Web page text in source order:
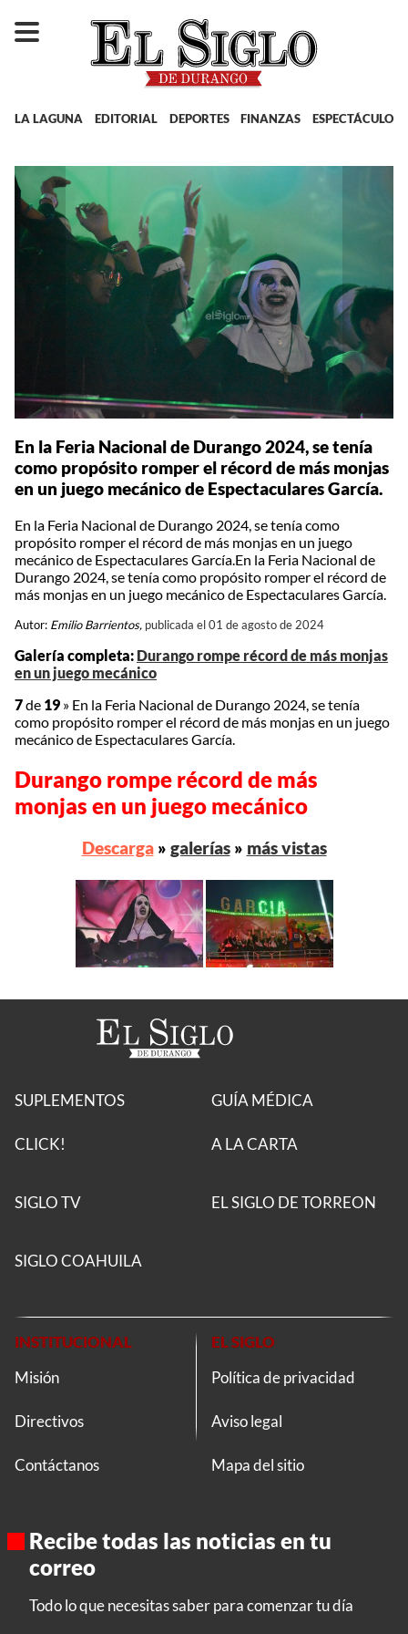
LA LAGUNA EDITORIAL DEPORTES FINANZAS ESPECTÁCULOS
En la Feria Nacional de Durango 2024, se tenía
como propósito romper el récord de más monjas
en un juego mecánico de Espectaculares García.
En la Feria Nacional de Durango 2024, se tenía como
propósito romper el récord de más monjas en un juego
mecánico de Espectaculares García.En la Feria Nacional de
Durango 2024, se tenía como propósito romper el récord de
más monjas en un juego mecánico de Espectaculares García.
Autor: Emilio Barrientos, publicada el 01 de agosto de 2024
Galería completa: Durango rompe récord de más monjas
en un juego mecánico
7de 19 » En la Feria Nacional de Durango 2024, se tenía
como propósito romper el récord de más monjas en un juego
mecánico de Espectaculares García.
Durango rompe récord de más
monjas en un juego mecánico
Descarga» galerías» más vistas
SUPLEMENTOS
CLICK!
GUÍA MÉDICA
A LA CARTA
SIGLO TV EL SIGLO DE TORREON
SIGLO COAHUILA
INSTITUCIONAL
Misión
Directivos
Contáctanos
EL SIGLO
Política de privacidad
Aviso legal
Mapa del sitio
Recibe todas las noticias en tu
correo
Todo lo que necesitas saber para comenzar tu día